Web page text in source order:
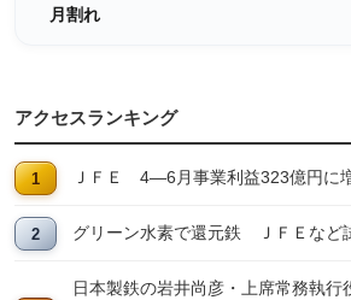
月割れ
アクセスランキング
ＪＦＥ 4―6月事業利益323億円に
グリーン水素で還元鉄 ＪＦＥなど
日本製鉄の岩井尚彦・上席常務執行